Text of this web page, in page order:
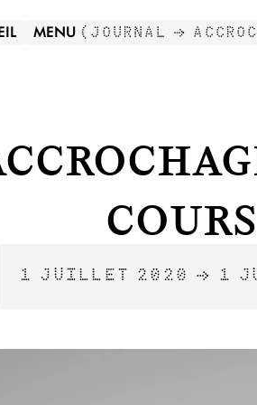
MENU ( JOURNAL →
1 JUILLET 2020 → 1